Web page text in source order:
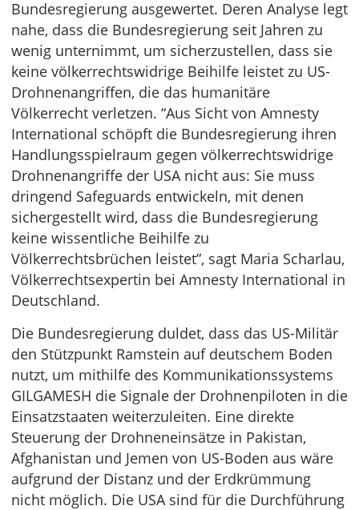
Bundesregierung ausgewertet. Deren Analyse legt
nahe, dass die Bundesregierung seit Jahren zu
wenig unternimmt, um sicherzustellen, dass sie
keine völkerrechtswidrige Beihilfe leistet zu US-
Drohnenangriffen, die das humanitäre
Völkerrecht verletzen. “Aus Sicht von Amnesty
International schöpft die Bundesregierung ihren
Handlungsspielraum gegen völkerrechtswidrige
Drohnenangriffe der USA nicht aus: Sie muss
dringend Safeguards entwickeln, mit denen
sichergestellt wird, dass die Bundesregierung
keine wissentliche Beihilfe zu
Völkerrechtsbrüchen leistet”, sagt Maria Scharlau,
Völkerrechtsexpertin bei Amnesty International in
Deutschland.
Die Bundesregierung duldet, dass das US-Militär
den Stützpunkt Ramstein auf deutschem Boden
nutzt, um mithilfe des Kommunikationssystems
GILGAMESH die Signale der Drohnenpiloten in die
Einsatzstaaten weiterzuleiten. Eine direkte
Steuerung der Drohneneinsätze in Pakistan,
Afghanistan und Jemen von US-Boden aus wäre
aufgrund der Distanz und der Erdkrümmung
nicht möglich. Die USA sind für die Durchführung